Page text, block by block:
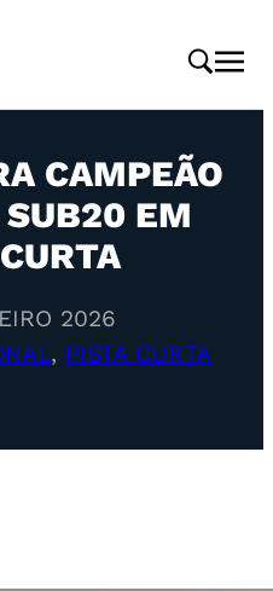
CAMPEÃO
EM
2026
, PISTA CURTA